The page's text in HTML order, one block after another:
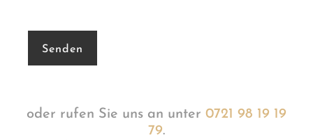
oder rufen Sie uns an unter 0721 98 19 19
79.